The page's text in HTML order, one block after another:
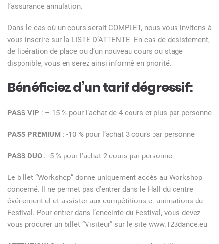
l’assurance annulation.
Dans le cas où un cours serait COMPLET, nous vous invitons à
vous inscrire sur la LISTE D’ATTENTE. En cas de desistement,
de libération de place ou d’un nouveau cours ou stage
disponible, vous en serez ainsi informé en priorité.
Bénéficiez d’un tarif dégressif:
PASS VIP : – 15 % pour l’achat de 4 cours et plus par personne
PASS PREMIUM : -10 % pour l’achat 3 cours par personne
PASS DUO : -5 % pour l’achat 2 cours par personne
Le billet “Workshop” donne uniquement accès au Workshop
concerné. Il ne permet pas d’entrer dans le Hall du centre
événementiel et assister aux compétitions et animations du
Festival. Pour entrer dans l’enceinte du Festival, vous devez
vous procurer un billet “Visiteur” sur le site www.123dance.eu